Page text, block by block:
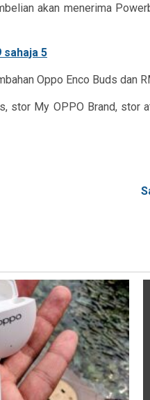
akan menerima
Oppo Enco Buds dan
stor My OPPO Brand, stor